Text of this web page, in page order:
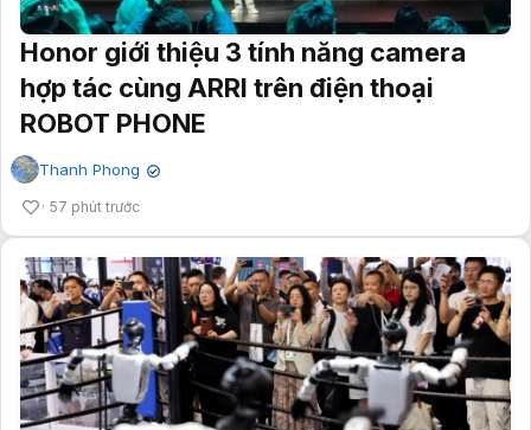
Honor giới thiệu 3 tính năng camera
hợp tác cùng ARRI trên điện thoại
ROBOT PHONE
Thanh Phong ✔
57 phút trước